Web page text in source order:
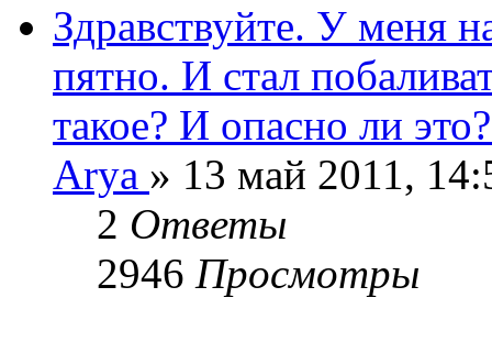
Здравствуйте. У меня
пятно. И стал
такое? И опасно ли
Arya » 13 май 2011,
2 Ответы
2946 Просмотры